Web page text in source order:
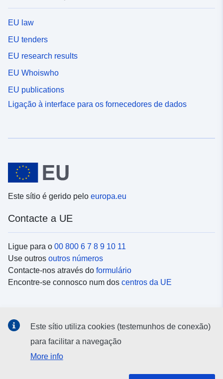
EU law
EU tenders
EU research results
EU Whoiswho
EU publications
Ligação à interface para os fornecedores de dados
Este sítio é gerido pelo europa.eu
Contacte a UE
Ligue para o 00 800 6 7 8 9 10 11
Use outros outros números
Contacte-nos através do formulário
Encontre-se connosco num dos centros da UE
Procure as contas da UE nasredes sociais
Este sítio utiliza cookies (testemunhos de conexão)
para facilitar a navegação
More info